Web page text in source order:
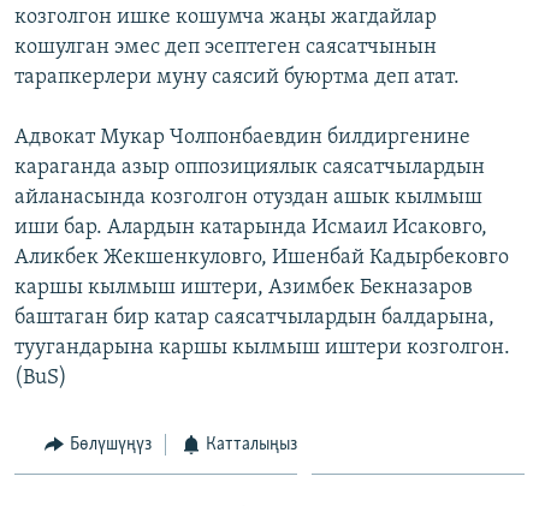
ЭЕ/АРнун бардык сайттары
козголгон ишке кошумча жаңы жагдайлар
кошулган эмес деп эсептеген саясатчынын
тарапкерлери муну саясий буюртма деп атат.
Адвокат Мукар Чолпонбаевдин билдиргенине
караганда азыр оппозициялык саясатчылардын
айланасында козголгон отуздан ашык кылмыш
иши бар. Алардын катарында Исмаил Исаковго,
Аликбек Жекшенкуловго, Ишенбай Кадырбековго
каршы кылмыш иштери, Азимбек Бекназаров
баштаган бир катар саясатчылардын балдарына,
туугандарына каршы кылмыш иштери козголгон.
(BuS)
Бөлүшүңүз Катталыңыз